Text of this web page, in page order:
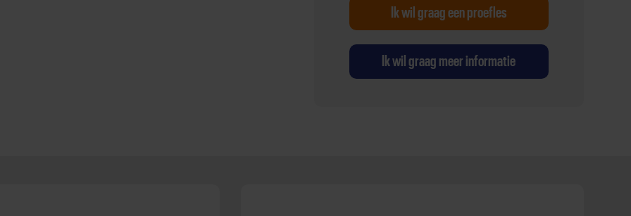
Ik wil graag een proefles
Ik wil graag meer informatie